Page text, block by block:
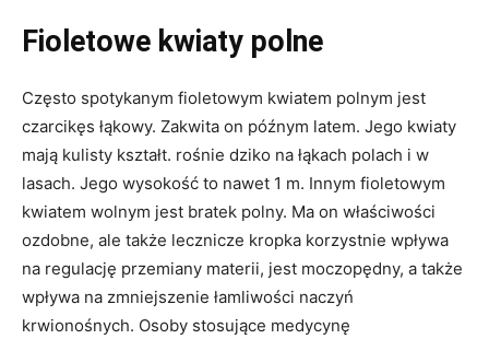
Fioletowe kwiaty polne
Często spotykanym fioletowym kwiatem polnym jest
czarcikęs łąkowy. Zakwita on późnym latem. Jego kwiaty
mają kulisty kształt. rośnie dziko na łąkach polach i w
lasach. Jego wysokość to nawet 1 m. Innym fioletowym
kwiatem wolnym jest bratek polny. Ma on właściwości
ozdobne, ale także lecznicze kropka korzystnie wpływa
na regulację przemiany materii, jest moczopędny, a także
wpływa na zmniejszenie łamliwości naczyń
krwionośnych. Osoby stosujące medycynę